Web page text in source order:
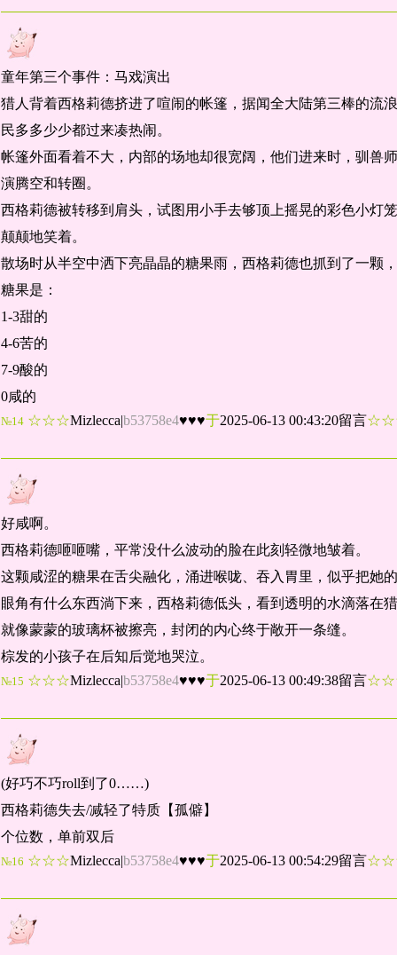
童年第三个事件：马戏演出
猎人背着西格莉德挤进了喧闹的帐篷，据闻全大陆第三棒的流
民多多少少都过来凑热闹。
帐篷外面看着不大，内部的场地却很宽阔，他们进来时，驯兽
演腾空和转圈。
西格莉德被转移到肩头，试图用小手去够顶上摇晃的彩色小灯
颠颠地笑着。
散场时从半空中洒下亮晶晶的糖果雨，西格莉德也抓到了一颗
糖果是：
1-3甜的
4-6苦的
7-9酸的
0咸的
№14 ☆☆☆Mizlecca|b53758e4♥♥♥于2025-06-13 00:43:20留言
好咸啊。
西格莉德咂咂嘴，平常没什么波动的脸在此刻轻微地皱着。
这颗咸涩的糖果在舌尖融化，涌进喉咙、吞入胃里，似乎把她
眼角有什么东西淌下来，西格莉德低头，看到透明的水滴落在
就像蒙蒙的玻璃杯被擦亮，封闭的内心终于敞开一条缝。
棕发的小孩子在后知后觉地哭泣。
№15 ☆☆☆Mizlecca|b53758e4♥♥♥于2025-06-13 00:49:38留言
(好巧不巧roll到了0……)
西格莉德失去/减轻了特质【孤僻】
个位数，单前双后
№16 ☆☆☆Mizlecca|b53758e4♥♥♥于2025-06-13 00:54:29留言